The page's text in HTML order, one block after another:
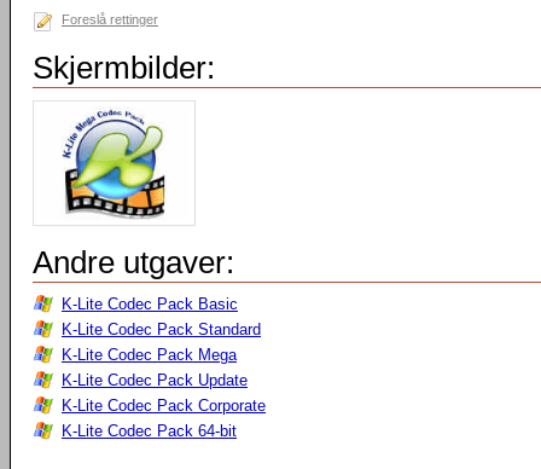
Foreslå rettinger
Skjermbilder:
Andre utgaver:
K-Lite Codec Pack Basic
K-Lite Codec Pack Standard
K-Lite Codec Pack Mega
K-Lite Codec Pack Update
K-Lite Codec Pack Corporate
K-Lite Codec Pack 64-bit